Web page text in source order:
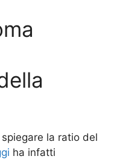
la ratio del
ha infatti